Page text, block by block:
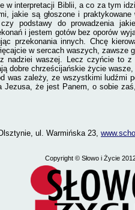
w interpretacji Biblii, a co za tym
jakie są głoszone i
podstawy do prowadzenia
i jestem gotów bez oporów
przekonania innych. Chcę
w sercach waszych, zawsze
nadziei waszej. Lecz czyńcie to z
dobre chrześcijańskie życie
was zależy, ze wszystkimi ludźmi
Jezusa, że jest Panem, o sobie
ul. Warmińska 23,
Copyright © Słowo i Życie